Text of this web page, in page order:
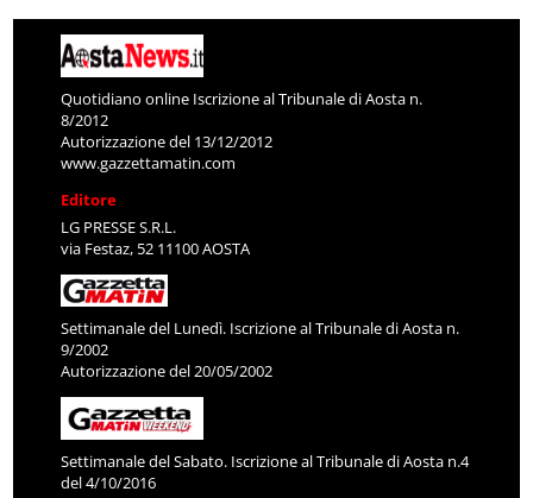
Quotidiano online Iscrizione al Tribunale di Aosta n.
8/2012
Autorizzazione del 13/12/2012
www.gazzettamatin.com
Editore
LG PRESSE S.R.L.
via Festaz, 52 11100 AOSTA
Settimanale del Lunedì. Iscrizione al Tribunale di Aosta n.
9/2002
Autorizzazione del 20/05/2002
Settimanale del Sabato. Iscrizione al Tribunale di Aosta n.4
del 4/10/2016